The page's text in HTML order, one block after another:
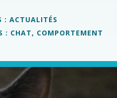
: ACTUALITÉS
: CHAT, COMPORTEMENT